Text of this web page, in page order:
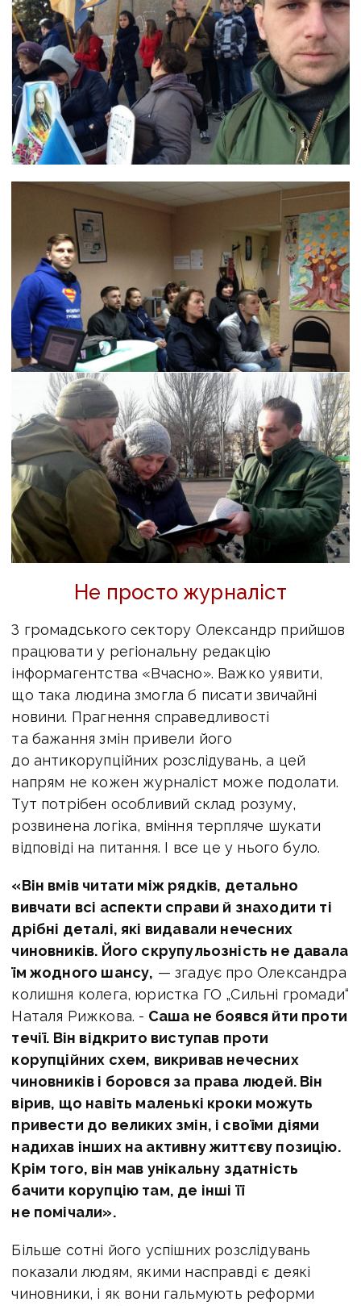
Не просто журналіст
З громадського сектору Олександр прийшов
працювати у регіональну редакцію
інформагентства «Вчасно». Важко уявити,
що така людина змогла б писати звичайні
новини. Прагнення справедливості
та бажання змін привели його
до антикорупційних розслідувань, а цей
напрям не кожен журналіст може подолати.
Тут потрібен особливий склад розуму,
розвинена логіка, вміння терпляче шукати
відповіді на питання. І все це у нього було.
«Він вмів читати між рядків, детально
вивчати всі аспекти справи й знаходити ті
дрібні деталі, які видавали нечесних
чиновників. Його скрупульозність не давала
їм жодного шансу, — згадує про Олександра
колишня колега, юристка ГО „Сильні громади“
Наталя Рижкова. - Саша не боявся йти проти
течії. Він відкрито виступав проти
корупційних схем, викривав нечесних
чиновників і боровся за права людей. Він
вірив, що навіть маленькі кроки можуть
привести до великих змін, і своїми діями
надихав інших на активну життєву позицію.
Крім того, він мав унікальну здатність
бачити корупцію там, де інші її
не помічали».
Більше сотні його успішних розслідувань
показали людям, якими насправді є деякі
чиновники, і як вони гальмують реформи